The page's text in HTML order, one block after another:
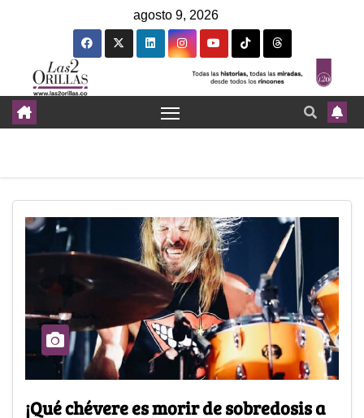
agosto 9, 2026
¡Qué chévere es morir de sobredosis a